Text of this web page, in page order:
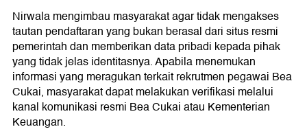
Nirwala mengimbau masyarakat agar tidak mengakses
tautan pendaftaran yang bukan berasal dari situs resmi
pemerintah dan memberikan data pribadi kepada pihak
yang tidak jelas identitasnya. Apabila menemukan
informasi yang meragukan terkait rekrutmen pegawai Bea
Cukai, masyarakat dapat melakukan verifikasi melalui
kanal komunikasi resmi Bea Cukai atau Kementerian
Keuangan.